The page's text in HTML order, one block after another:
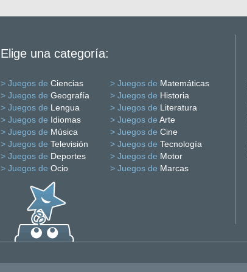
Elige una categoría:
> Juegos de Ciencias > Juegos de Matemáticas
> Juegos de Geografía > Juegos de Historia
> Juegos de Lengua > Juegos de Literatura
> Juegos de Idiomas > Juegos de Arte
> Juegos de Música > Juegos de Cine
> Juegos de Televisión > Juegos de Tecnología
> Juegos de Deportes > Juegos de Motor
> Juegos de Ocio > Juegos de Marcas